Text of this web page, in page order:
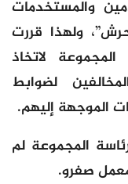
والمستخدمات
ولهذا قررت
لاتخاذ
لضوابط
الموجهة إليهم.
المجموعة لم
معمل صفرو.